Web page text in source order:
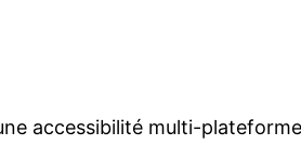
accessibilité multi-